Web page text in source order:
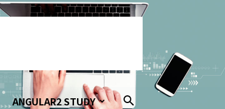
ANGULAR2 STUDY